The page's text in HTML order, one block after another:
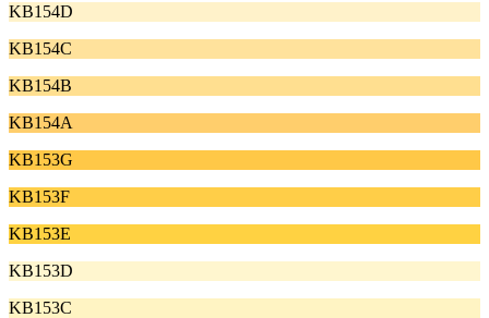
KB154D
KB154C
KB154B
KB154A
KB153G
KB153F
KB153E
KB153D
KB153C